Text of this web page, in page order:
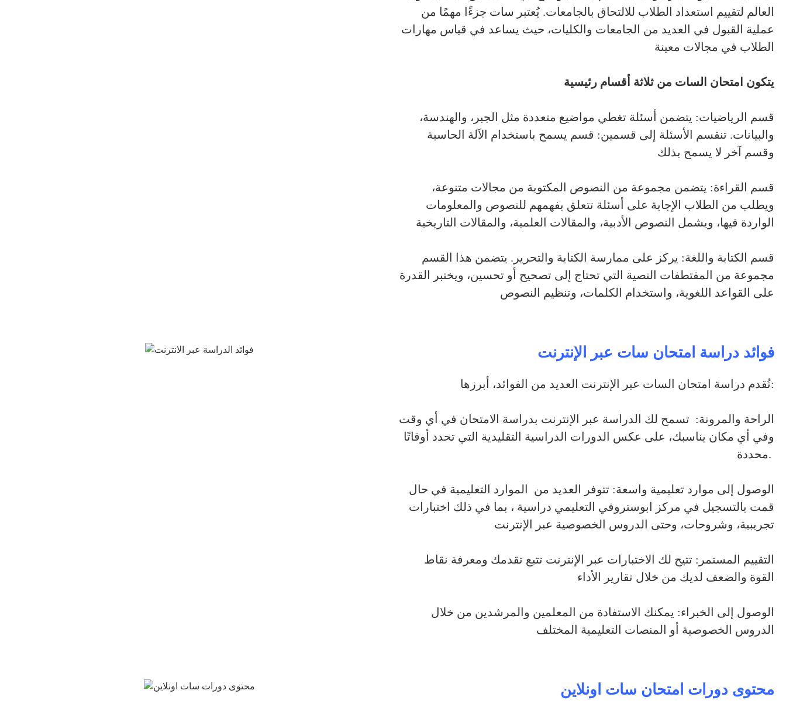
العالم لتقييم استعداد الطلاب للالتحاق بالجامعات. يُعتبر سات جزءًا مهمًا من
عملية القبول في العديد من الجامعات والكليات، حيث يساعد في قياس مهارات
الطلاب في مجالات معينة
يتكون امتحان السات من ثلاثة أقسام رئيسية
قسم الرياضيات: يتضمن أسئلة تغطي مواضيع متعددة مثل الجبر، والهندسة،
والبيانات. تنقسم الأسئلة إلى قسمين: قسم يسمح باستخدام الآلة الحاسبة
وقسم آخر لا يسمح بذلك
قسم القراءة: يتضمن مجموعة من النصوص المكتوبة من مجالات متنوعة،
ويطلب من الطلاب الإجابة على أسئلة تتعلق بفهمهم للنصوص والمعلومات
الواردة فيها، ويشمل النصوص الأدبية، والمقالات العلمية، والمقالات التاريخية
قسم الكتابة واللغة: يركز على ممارسة الكتابة والتحرير. يتضمن هذا القسم
مجموعة من المقتطفات النصية التي تحتاج إلى تصحيح أو تحسين، ويختبر القدرة
على القواعد اللغوية، واستخدام الكلمات، وتنظيم النصوص
فوائد دراسة امتحان سات عبر الإنترنت
تُقدم دراسة امتحان السات عبر الإنترنت العديد من الفوائد، أبرزها:
الراحة والمرونة: تسمح لك الدراسة عبر الإنترنت بدراسة الامتحان في أي وقت
وفي أي مكان يناسبك، على عكس الدورات الدراسية التقليدية التي تحدد أوقاتًا
محددة.
الوصول إلى موارد تعليمية واسعة: تتوفر العديد من الموارد التعليمية في حال
قمت بالتسجيل في مركز ابوستروفي التعليمي دراسية ، بما في ذلك اختبارات
تجريبية، وشروحات، وحتى الدروس الخصوصية عبر الإنترنت
التقييم المستمر: تتيح لك الاختبارات عبر الإنترنت تتبع تقدمك ومعرفة نقاط
القوة والضعف لديك من خلال تقارير الأداء
الوصول إلى الخبراء: يمكنك الاستفادة من المعلمين والمرشدين من خلال
الدروس الخصوصية أو المنصات التعليمية المختلف
محتوى دورات امتحان سات اونلاين